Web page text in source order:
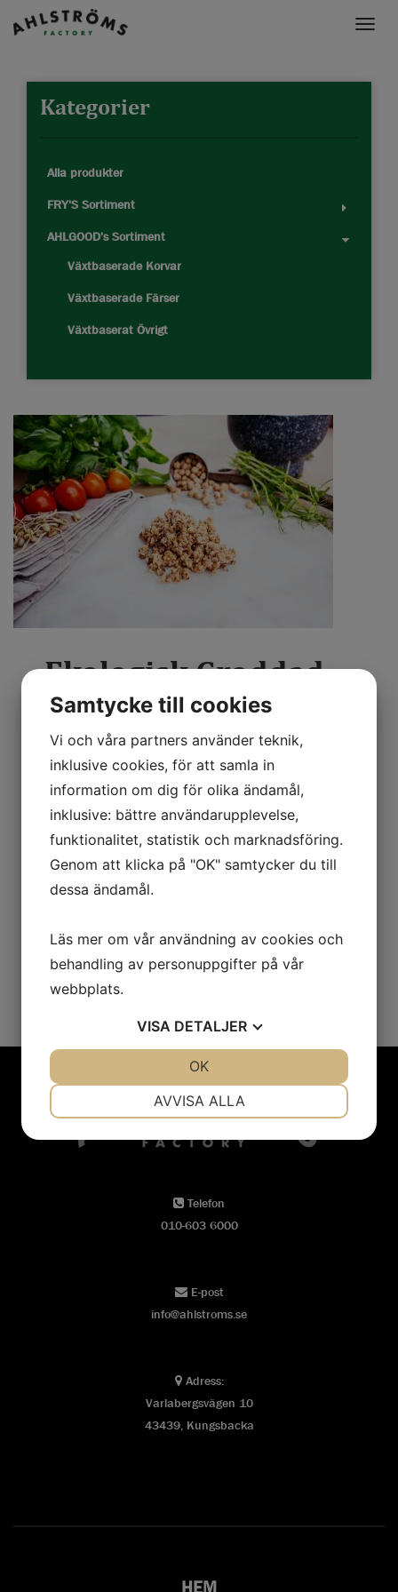
Toggle
Kategorier
Alla produkter
FRY'S Sortiment
AHLGOOD's Sortiment
Växtbaserade Korvar
Växtbaserade Färser
Växtbaserat Övrigt
Ekologisk Groddad
Baljväxtfärs 3 kg
En groddad baljväxtfärs på ekologiska svenska
linser, bönor och ärter. Groddningen förbättrar
smak, konsistens och gör det lättare att tillgodose
sig näringen. Groddfärsen är en naturlig råvara
med nötig smak och fin textur, helt utan tillsatser.
Lösfryst!
PRODUKTINFORMATION
Telefon
010-603 6000
E-post
info@ahlstroms.se
Adress:
Varlabergsvägen 10
43439, Kungsbacka
HEM
Samtycke till cookies
Vi och våra partners använder teknik,
inklusive cookies, för att samla in
information om dig för olika ändamål,
inklusive: bättre användarupplevelse,
funktionalitet, statistik och marknadsföring.
Genom att klicka på "OK" samtycker du till
dessa ändamål.
Läs mer om vår användning av cookies och
behandling av personuppgifter på vår
webbplats.
VISA DETALJER
AVVISA ALLA
OK